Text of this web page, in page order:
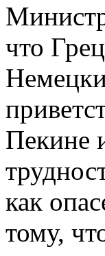
что
Пекине
как
тому,